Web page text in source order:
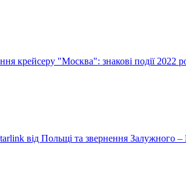
крейсеру "Москва": знакові події 2022
від Польщі та звернення Залужного